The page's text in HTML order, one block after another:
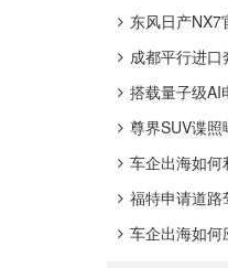
东风日产NX7
格更偏运动
成都平行进
销 购车最高优
搭载量子级AI
smart精灵1号
尊界SUV谍
激光雷达，4/6/
车企出海如何
福特申请道路
车企出海如